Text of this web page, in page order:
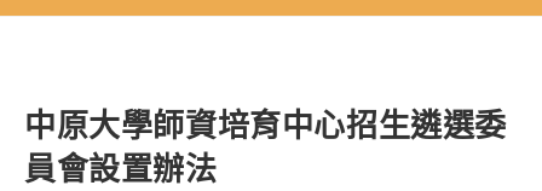
中原大學師資培育中心招生遴選委
員會設置辦法